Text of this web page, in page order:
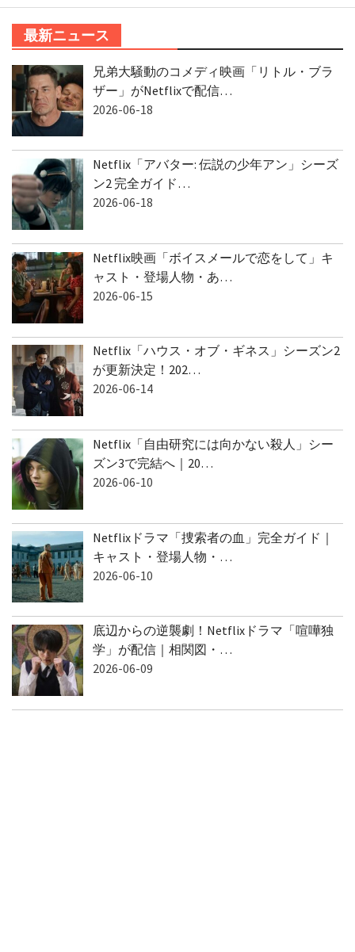
最新ニュース
兄弟大騒動のコメディ映画「リトル・ブラ
ザー」がNetflixで配信…
2026-06-18
Netflix「アバター: 伝説の少年アン」シーズ
ン2 完全ガイド…
2026-06-18
Netflix映画「ボイスメールで恋をして」キ
ャスト・登場人物・あ…
2026-06-15
Netflix「ハウス・オブ・ギネス」シーズン2
が更新決定！202…
2026-06-14
Netflix「自由研究には向かない殺人」シー
ズン3で完結へ｜20…
2026-06-10
Netflixドラマ「捜索者の血」完全ガイド｜
キャスト・登場人物・…
2026-06-10
底辺からの逆襲劇！Netflixドラマ「喧嘩独
学」が配信｜相関図・…
2026-06-09